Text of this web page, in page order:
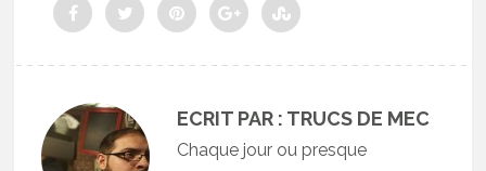
ECRIT PAR : TRUCS DE MEC
Chaque jour ou presque